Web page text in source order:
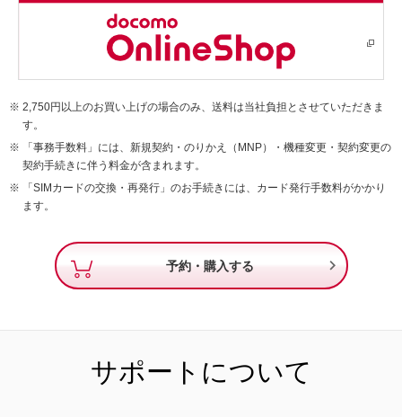
2,750円以上のお買い上げの場合のみ、送料は当社負担とさせていただきま
す。
「事務手数料」には、新規契約・のりかえ（MNP）・機種変更・契約変更の
契約手続きに伴う料金が含まれます。
「SIMカードの交換・再発行」のお手続きには、カード発行手数料がかかり
ます。
予約・購入する 
サポートについて